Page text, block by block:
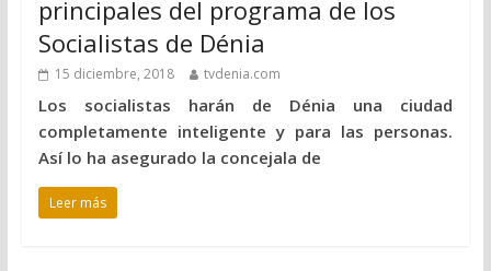
principales del programa de los
Socialistas de Dénia
15 diciembre, 2018 tvdenia.com
Los socialistas harán de Dénia una ciudad
completamente inteligente y para las personas.
Así lo ha asegurado la concejala de
Leer más